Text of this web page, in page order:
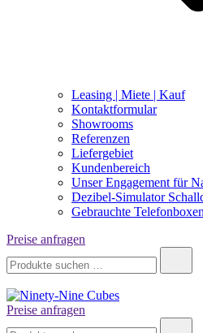
Leasing | Miete | Kauf
Kontaktformular
Showrooms
Referenzen
Liefergebiet
Kundenbereich
Unser Engagement für
Dezibel-Simulator
Gebrauchte Telefonboxen
Preise anfragen
nach:
Preise anfragen